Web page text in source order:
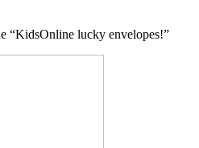
“KidsOnline lucky envelopes!”